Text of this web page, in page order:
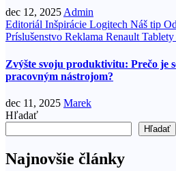
dec 12, 2025Admin
Editoriál Inšpirácie Logitech Náš tip
Príslušenstvo Reklama RenaultTablety
Zvýšte svoju produktivitu: Prečo je
pracovným nástrojom?
dec 11, 2025 Marek
Hľadať
Hľadať
Najnovšie články